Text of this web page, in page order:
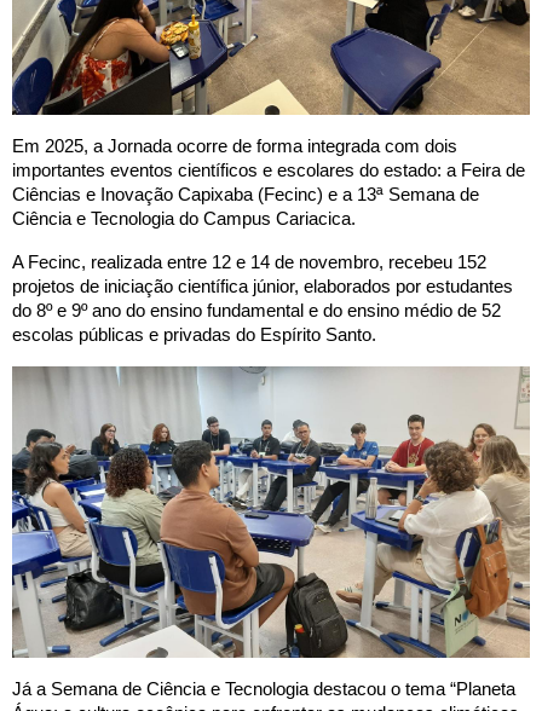
Em 2025, a Jornada ocorre de forma integrada com dois
importantes eventos científicos e escolares do estado: a Feira de
Ciências e Inovação Capixaba (Fecinc) e a 13ª Semana de
Ciência e Tecnologia do Campus Cariacica.
A Fecinc, realizada entre 12 e 14 de novembro, recebeu 152
projetos de iniciação científica júnior, elaborados por estudantes
do 8º e 9º ano do ensino fundamental e do ensino médio de 52
escolas públicas e privadas do Espírito Santo.
Já a Semana de Ciência e Tecnologia destacou o tema “Planeta